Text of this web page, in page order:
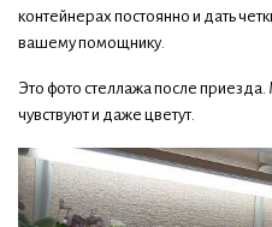
контейнерах постоянно и дать
вашему помощнику.
Это фото стеллажа после
чувствуют и даже цветут.